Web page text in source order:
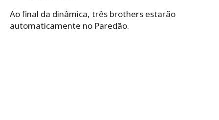
Ao final da dinâmica, três brothers estarão
automaticamente no Paredão.